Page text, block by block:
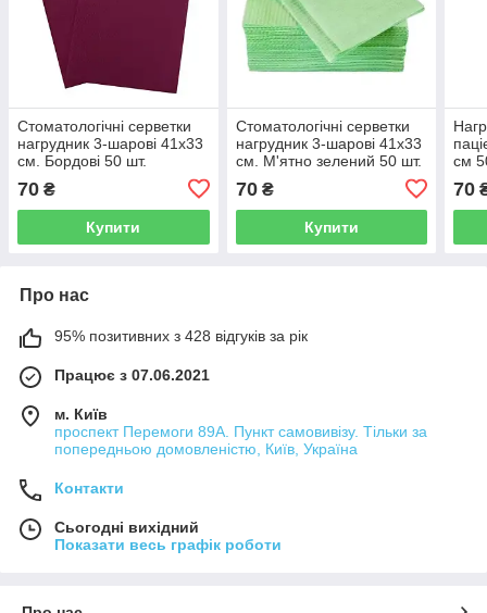
Стоматологічні серветки
нагрудник 3-шарові 41х33
см. Бордові 50 шт.
70 ₴
Купити
Стоматологічні серветки
нагрудник 3-шарові 41х33
см. М'ятно зелений 50 шт.
70₴
Купити
см
70
Про нас
95% позитивних з 428 відгуків за рік
Працює з 07.06.2021
м. Київ
проспект Перемоги 89А. Пункт самовивізу. Тільки за
попередньою домовленістю, Київ, Україна
Контакти
Сьогодні вихідний
Показати весь графік роботи